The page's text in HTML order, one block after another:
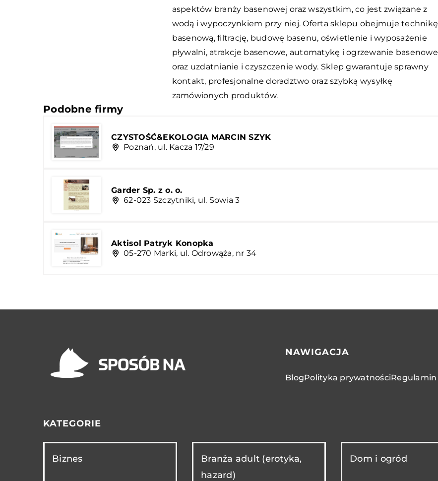
aspektów branży basenowej oraz wszystkim, co jest związane z
wodą i wypoczynkiem przy niej. Oferta sklepu obejmuje technikę
basenową, filtrację, budowę basenu, oświetlenie i wyposażenie
pływalni, atrakcje basenowe, automatykę i ogrzewanie basenowe
oraz uzdatnianie i czyszczenie wody. Sklep gwarantuje sprawny
kontakt, profesjonalne doradztwo oraz szybką wysyłkę
zamówionych produktów.
Podobne firmy
CZYSTOŚĆ&EKOLOGIA MARCIN SZYK
Poznań, ul. Kacza 17/29
Garder Sp. z o. o.
62-023 Szczytniki, ul. Sowia 3
Aktisol Patryk Konopka
05-270 Marki, ul. Odrowąża, nr 34
NAWIGACJA
BlogPolityka prywatnościRegulamin
KATEGORIE
Biznes
Branża adult (erotyka,
hazard)
Dom i ogród